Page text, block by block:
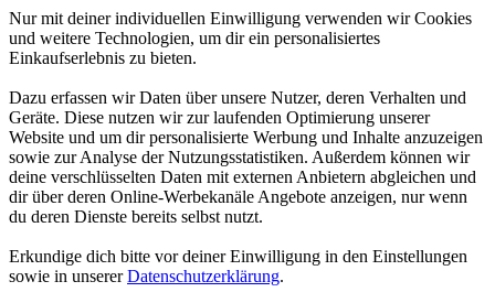
Nur mit deiner individuellen Einwilligung verwenden wir Cookies
und weitere Technologien, um dir ein personalisiertes
Einkaufserlebnis zu bieten.
Dazu erfassen wir Daten über unsere Nutzer, deren Verhalten und
Geräte. Diese nutzen wir zur laufenden Optimierung unserer
Website und um dir personalisierte Werbung und Inhalte anzuzeigen
sowie zur Analyse der Nutzungsstatistiken. Außerdem können wir
deine verschlüsselten Daten mit externen Anbietern abgleichen und
dir über deren Online-Werbekanäle Angebote anzeigen, nur wenn
du deren Dienste bereits selbst nutzt.
Erkundige dich bitte vor deiner Einwilligung in den Einstellungen
sowie in unsererDatenschutzerklärung.